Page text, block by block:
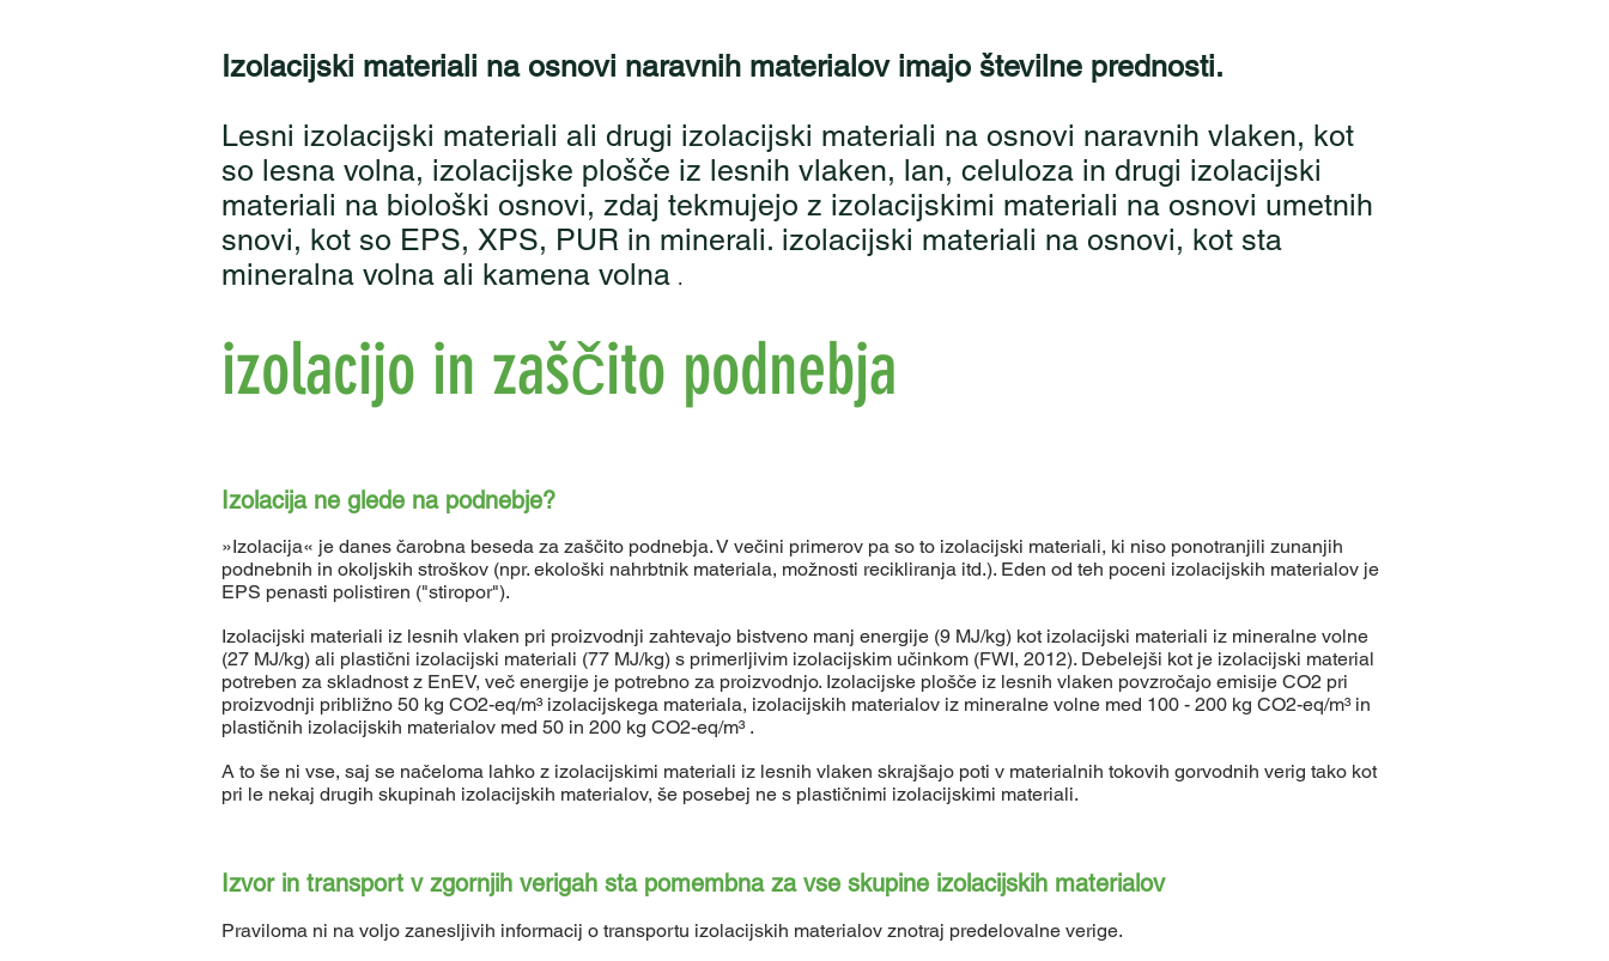
Izolacijski materiali na osnovi naravnih materialov imajo številne prednosti.
Lesni izolacijski materiali ali drugi izolacijski materiali na osnovi naravnih vlaken, kot
so lesna volna, izolacijske plošče iz lesnih vlaken, lan, celuloza in drugi izolacijski
materiali na biološki osnovi, zdaj tekmujejo z izolacijskimi materiali na osnovi umetnih
snovi, kot so EPS, XPS, PUR in minerali. izolacijski materiali na osnovi, kot sta
mineralna volna ali kamena volna .
izolacijo in zaščito podnebja
Izolacija ne glede na podnebje?
»Izolacija« je danes čarobna beseda za zaščito podnebja. V večini primerov pa so to izolacijski materiali, ki niso ponotranjili zunanjih
podnebnih in okoljskih stroškov (npr. ekološki nahrbtnik materiala, možnosti recikliranja itd.). Eden od teh poceni izolacijskih materialov je
EPS penasti polistiren ("stiropor").
Izolacijski materiali iz lesnih vlaken pri proizvodnji zahtevajo bistveno manj energije (9 MJ/kg) kot izolacijski materiali iz mineralne volne
(27 MJ/kg) ali plastični izolacijski materiali (77 MJ/kg) s primerljivim izolacijskim učinkom (FWI, 2012). Debelejši kot je izolacijski material
potreben za skladnost z EnEV, več energije je potrebno za proizvodnjo. Izolacijske plošče iz lesnih vlaken povzročajo emisije CO2 pri
proizvodnji približno 50 kg CO2-eq/m³ izolacijskega materiala, izolacijskih materialov iz mineralne volne med 100 - 200 kg CO2-eq/m³ in
plastičnih izolacijskih materialov med 50 in 200 kg CO2-eq/m³ .
A to še ni vse, saj se načeloma lahko z izolacijskimi materiali iz lesnih vlaken skrajšajo poti v materialnih tokovih gorvodnih verig tako kot
pri le nekaj drugih skupinah izolacijskih materialov, še posebej ne s plastičnimi izolacijskimi materiali.
Izvor in transport v zgornjih verigah sta pomembna za vse skupine izolacijskih materialov
Praviloma ni na voljo zanesljivih informacij o transportu izolacijskih materialov znotraj predelovalne verige.